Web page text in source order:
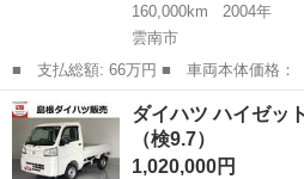
160,000km
2004年
雲南市
■ 支払総額: 66万円 ■ 車両本体価格： 600,000 円 ■ メーカー
名： ダイハツ ■ 車種名： コペン ■
バーサリーエディション 純正レカロシ
ング、電動オープ...
島根 雲南市 コペン
ダイハツ ハイゼッ
（検9.7）
1,020,000円